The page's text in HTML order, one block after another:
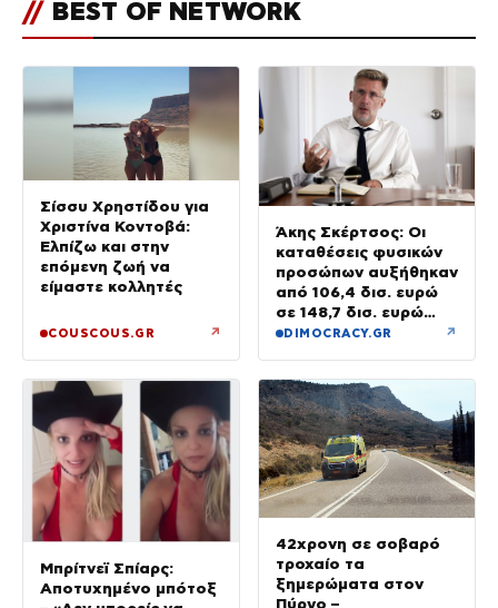
// BEST OF NETWORK
Σίσσυ Χρηστίδου για
Χριστίνα Κοντοβά:
Ελπίζω και στην
επόμενη ζωή να
είμαστε κολλητές
COUSCOUS.GR ↗
Άκης Σκέρτσος: Οι
καταθέσεις φυσικών
προσώπων αυξήθηκαν
από 106,4 δισ. ευρώ
σε 148,7 δισ. ευρώ
από τον Δεκέμβριο
DIMOCRACY.GR ↗
Μπρίτνεϊ Σπίαρς:
Αποτυχημένο μπότοξ
42χρονη σε σοβαρό
τροχαίο τα
ξημερώματα στον
Πύργο –